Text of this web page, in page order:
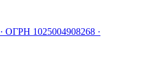
· ОГРН 1025004908268 ·